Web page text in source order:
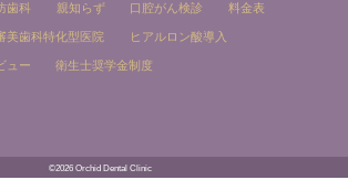
歯科 親知らず 口腔がん検診 料金表
美歯科特化型医院 ヒアルロン酸導入
ュー 衛生士奨学金制度
©2026 Orchid Dental Clinic